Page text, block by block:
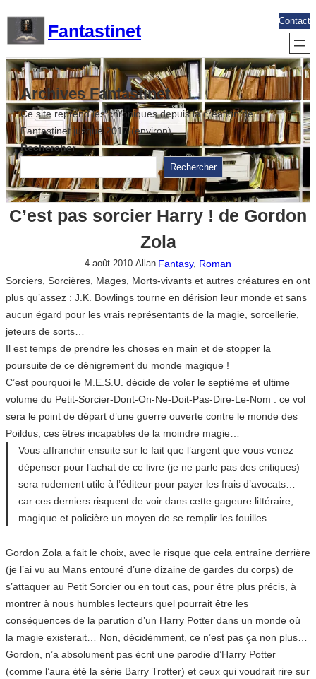
contenu
Fantastinet
Contact
Archives Fantastinet
Ce site reprend les chroniques depuis la création de
Fantastinet jusque 2017 (environ)
Rechercher
Rechercher
C’est pas sorcier Harry ! de Gordon
Zola
4 août 2010 Allan Fantasy, Roman
Sorciers, Sorcières, Mages, Morts-vivants et autres créatures en ont
plus qu’assez : J.K. Bowlings tourne en dérision leur monde et sans
aucun égard pour les vrais représentants de la magie, sorcellerie,
jeteurs de sorts…
Il est temps de prendre les choses en main et de stopper la
poursuite de ce dénigrement du monde magique !
C’est pourquoi le M.E.S.U. décide de voler le septième et ultime
volume du Petit-Sorcier-Dont-On-Ne-Doit-Pas-Dire-Le-Nom : ce vol
sera le point de départ d’une guerre ouverte contre le monde des
Poildus, ces êtres incapables de la moindre magie…
Vous affranchir ensuite sur le fait que l’argent que vous venez
dépenser pour l’achat de ce livre (je ne parle pas des critiques)
sera rudement utile à l’éditeur pour payer les frais d’avocats…
car ces derniers risquent de voir dans cette gageure littéraire,
magique et policière un moyen de se remplir les fouilles.
Gordon Zola a fait le choix, avec le risque que cela entraîne derrière
(je l’ai vu au Mans entouré d’une dizaine de gardes du corps) de
s’attaquer au Petit Sorcier ou en tout cas, pour être plus précis, à
montrer à nous humbles lecteurs quel pourrait être les
conséquences de la parution d’un Harry Potter dans un monde où
la magie existerait… Non, décidémment, ce n’est pas ça non plus…
Gordon, n’a absolument pas écrit une parodie d’Harry Potter
(comme l’aura été la série Barry Trotter) et ceux qui voudrait rire sur